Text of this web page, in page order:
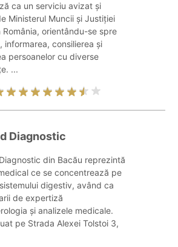
ca un serviciu avizat și
Ministerul Muncii și Justiției
România, orientându-se spre
informarea, consilierea și
persoanelor cu diverse
...
Diagnostic
din Bacău reprezintă
ce se concentrează pe
digestiv, având ca
de expertiză
și analizele medicale.
pe Strada Alexei Tolstoi 3,